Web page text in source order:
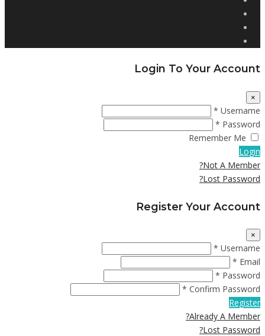
Login To Your Account
×
Username *
Password *
Remember Me
Login
Not A Member?
Lost Password?
Register Your Account
×
Username *
Email *
Password *
Confirm Password *
Register
Already A Member?
Lost Password?